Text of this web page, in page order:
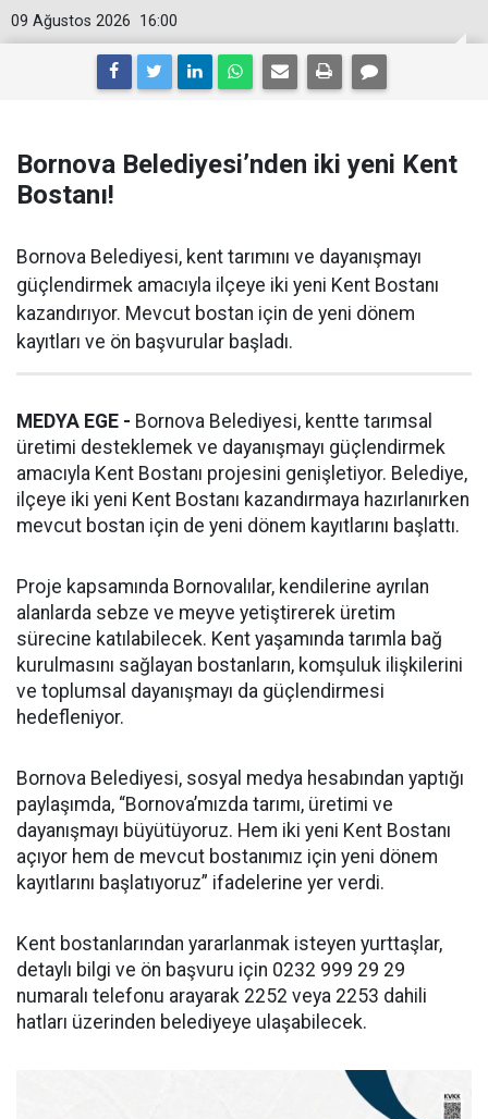
16:00
09 Ağustos 2026
Bornova Belediyesi’nden iki yeni Kent
Bostanı!
Bornova Belediyesi, kent tarımını ve dayanışmayı
güçlendirmek amacıyla ilçeye iki yeni Kent Bostanı
kazandırıyor. Mevcut bostan için de yeni dönem
kayıtları ve ön başvurular başladı.
MEDYA EGE - Bornova Belediyesi, kentte tarımsal
üretimi desteklemek ve dayanışmayı güçlendirmek
amacıyla Kent Bostanı projesini genişletiyor. Belediye,
ilçeye iki yeni Kent Bostanı kazandırmaya hazırlanırken
mevcut bostan için de yeni dönem kayıtlarını başlattı.
Proje kapsamında Bornovalılar, kendilerine ayrılan
alanlarda sebze ve meyve yetiştirerek üretim
sürecine katılabilecek. Kent yaşamında tarımla bağ
kurulmasını sağlayan bostanların, komşuluk ilişkilerini
ve toplumsal dayanışmayı da güçlendirmesi
hedefleniyor.
Bornova Belediyesi, sosyal medya hesabından yaptığı
paylaşımda, “Bornova’mızda tarımı, üretimi ve
dayanışmayı büyütüyoruz. Hem iki yeni Kent Bostanı
açıyor hem de mevcut bostanımız için yeni dönem
kayıtlarını başlatıyoruz” ifadelerine yer verdi.
Kent bostanlarından yararlanmak isteyen yurttaşlar,
detaylı bilgi ve ön başvuru için 0232 999 29 29
numaralı telefonu arayarak 2252 veya 2253 dahili
hatları üzerinden belediyeye ulaşabilecek.